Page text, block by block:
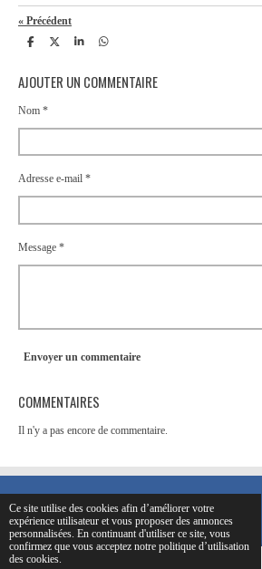
Ce site utilise des cookies afin d’améliorer votre
expérience utilisateur et vous proposer des annonces
personnalisées. En continuant d'utiliser ce site, vous
confirmez que vous acceptez notre politique d’utilisation
des cookies.
« Précédent
P
t
a
e
P
t
a
P
t
a
P
t
a
AJOUTER UN COMMENTAIRE
Nom *
Adresse e-mail *
Message *
Envoyer un commentaire
COMMENTAIRES
Il n'y a pas encore de commentaire.
© 2024 charles-Gabrysiak-hypnose.frOSEL'HYPNOSE